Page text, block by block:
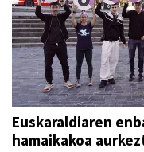
Euskaraldiaren
hamaikakoa